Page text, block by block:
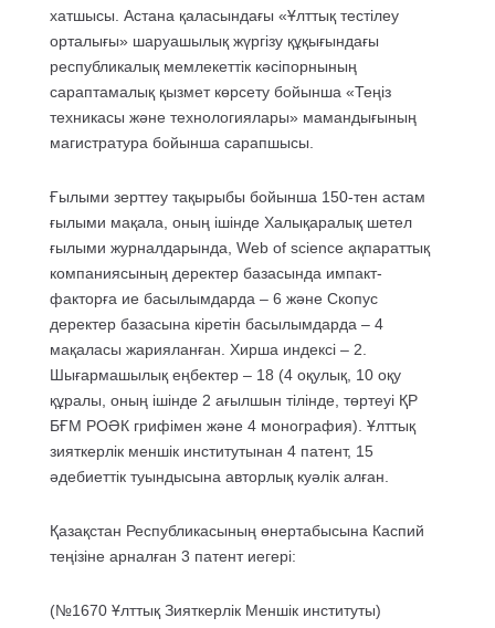
хатшысы. Астана қаласындағы «Ұлттық тестілеу
орталығы» шаруашылық жүргізу құқығындағы
республикалық мемлекеттік кәсіпорнының
сараптамалық қызмет көрсету бойынша «Теңіз
техникасы және технологиялары» мамандығының
магистратура бойынша сарапшысы.
Ғылыми зерттеу тақырыбы бойынша 150-тен астам
ғылыми мақала, оның ішінде Халықаралық шетел
ғылыми журналдарында, Web of science ақпараттық
компаниясының деректер базасында импакт-
факторға ие басылымдарда – 6 және Скопус
деректер базасына кіретін басылымдарда – 4
мақаласы жарияланған. Хирша индексі – 2.
Шығармашылық еңбектер – 18 (4 оқулық, 10 оқу
құралы, оның ішінде 2 ағылшын тілінде, төртеуі ҚР
БҒМ РОӘК грифімен және 4 монография). Ұлттық
зияткерлік меншік институтынан 4 патент, 15
әдебиеттік туындысына авторлық куәлік алған.
Қазақстан Республикасының өнертабысына Каспий
теңізіне арналған 3 патент иегері:
(№1670 Ұлттық Зияткерлік Меншік институты)